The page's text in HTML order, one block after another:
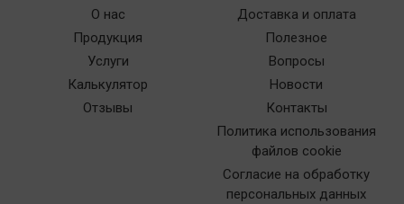
О нас
Продукция
Услуги
Калькулятор
Отзывы
Доставка и оплата
Полезное
Вопросы
Новости
Контакты
Политика использования
файлов cookie
Согласие на обработку
персональных данных